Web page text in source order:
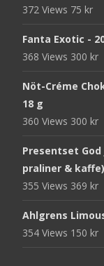
372 Views 75 kr
Fanta Exotic -
368 Views 300 kr
Nöt-Créme
18 g
360 Views 300 kr
Presentset
praliner & kaffe)
355 Views 369 kr
Ahlgrens
354 Views 150 kr